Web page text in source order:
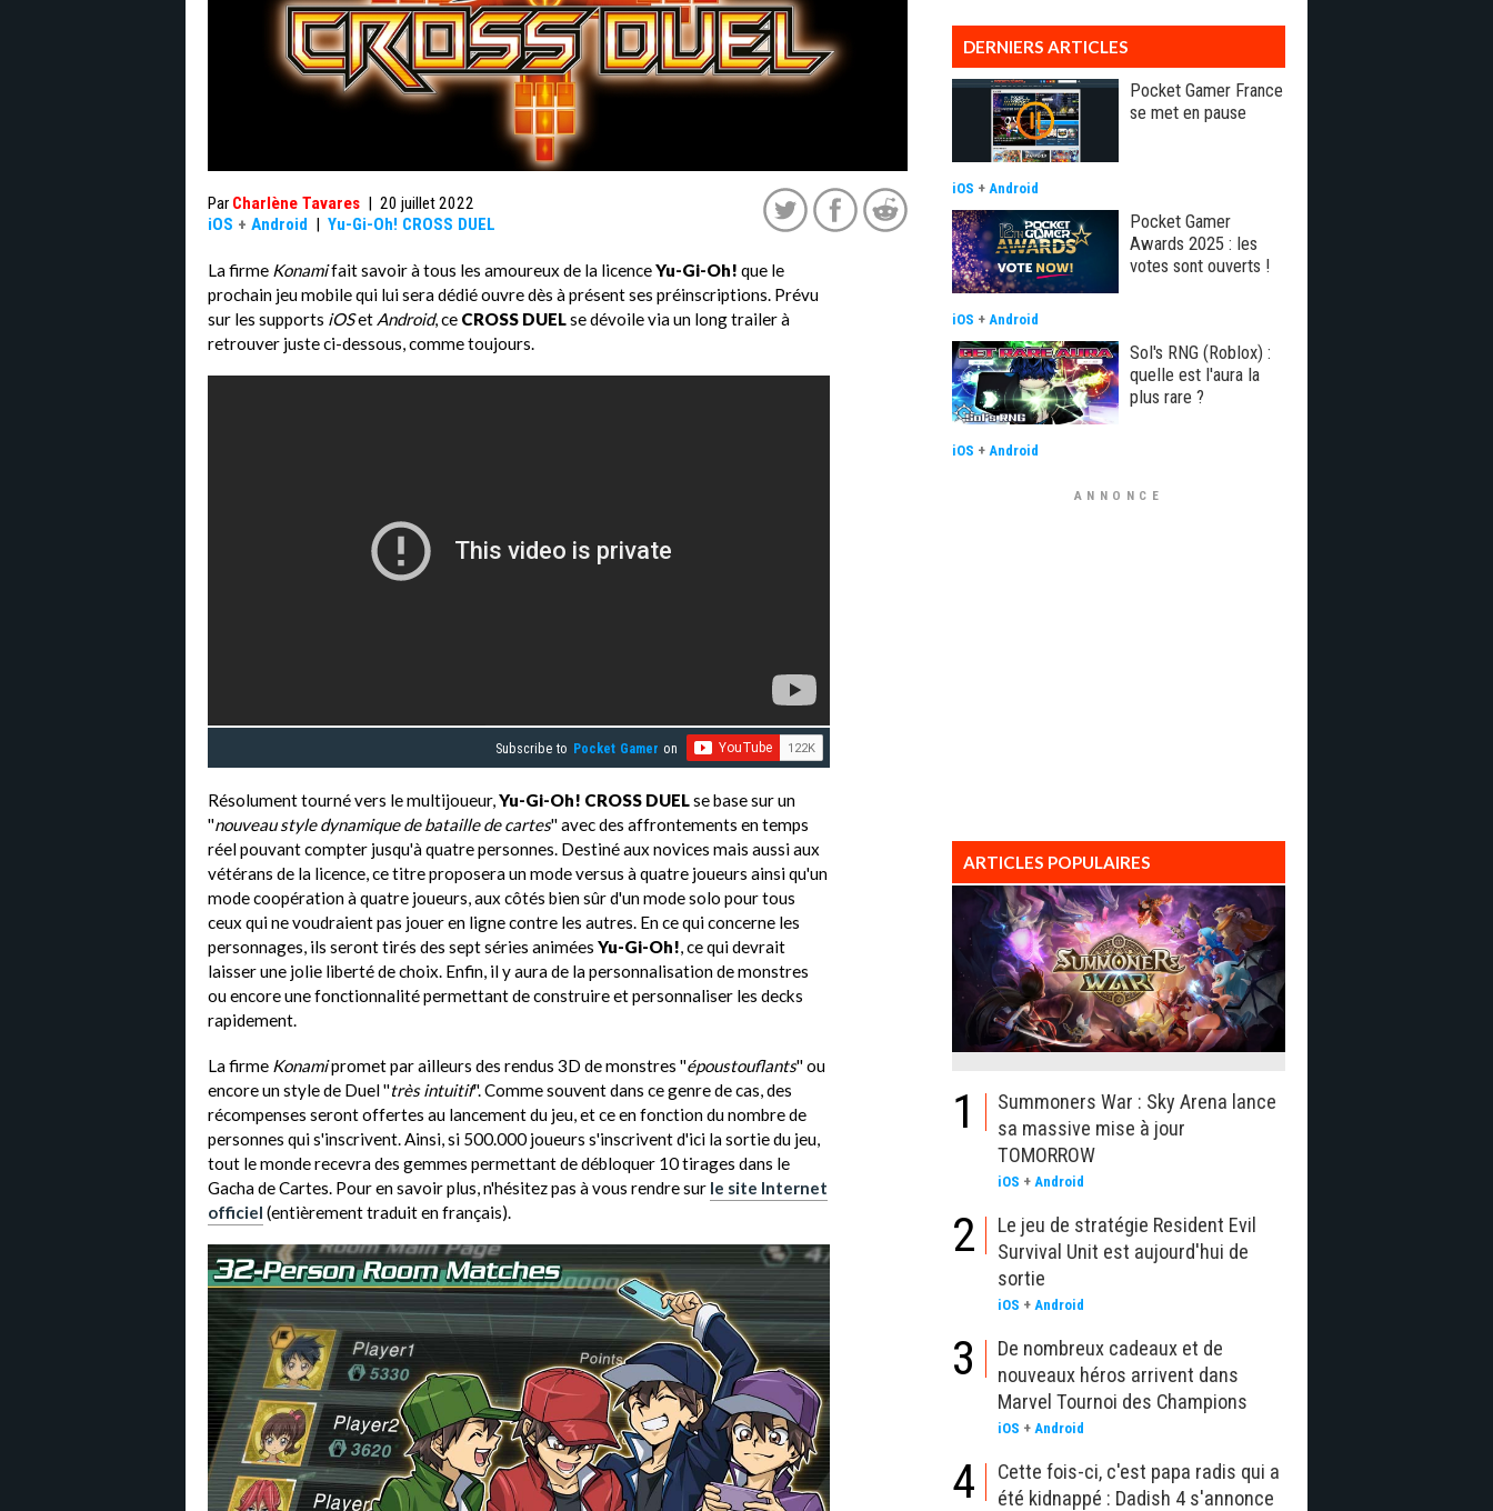
Par Charlène Tavares | 20 juillet 2022
iOS + Android | Yu-Gi-Oh! CROSS DUEL
La firme Konamifait savoir à tous les amoureux de la licenceYu-Gi-Oh! que le
prochain jeu mobile qui lui sera dédié ouvre dès à présent ses préinscriptions. Prévu
sur les supports iOSet Android, ce CROSS DUELse dévoile via un long trailer à
retrouver juste ci-dessous, comme toujours.
Subscribe to Pocket Gamer on
Résolument tourné vers le multijoueur,Yu-Gi-Oh! CROSS DUELse base sur un
''nouveau style dynamique de bataille de cartes'' avec des affrontements en temps
réel pouvant compter jusqu'à quatre personnes. Destiné aux novices mais aussi aux
vétérans de la licence, ce titre proposera un mode versus à quatre joueurs ainsi qu'un
mode coopération à quatre joueurs, aux côtés bien sûr d'un mode solo pour tous
ceux qui ne voudraient pas jouer en ligne contre les autres. En ce qui concerne les
personnages, ils seront tirés des sept séries animées Yu-Gi-Oh!, ce qui devrait
laisser une jolie liberté de choix. Enfin, il y aura de la personnalisation de monstres
ou encore une fonctionnalité permettant de construire et personnaliser les decks
rapidement.
La firme Konamipromet par ailleurs des rendus 3D de monstres ''époustouflants'' ou
encore un style de Duel ''très intuitif''. Comme souvent dans ce genre de cas, des
récompenses seront offertes au lancement du jeu, et ce en fonction du nombre de
personnes qui s'inscrivent. Ainsi, si 500.000 joueurs s'inscrivent d'ici la sortie du jeu,
tout le monde recevra des gemmes permettant de débloquer 10 tirages dans le
Gacha de Cartes. Pour en savoir plus, n'hésitez pas à vous rendre sur le site Internet
officiel (entièrement traduit en français).
DERNIERS ARTICLES
Pocket Gamer France
se met en pause
iOS + Android
Pocket Gamer
Awards 2025 : les
votes sont ouverts !
iOS + Android
Sol's RNG (Roblox) :
quelle est l'aura la
plus rare ?
iOS + Android
ANNONCE
ARTICLES POPULAIRES
1
Summoners War : Sky Arena lance
sa massive mise à jour
TOMORROW
iOS + Android
2
Le jeu de stratégie Resident Evil
Survival Unit est aujourd'hui de
sortie
iOS + Android
3
De nombreux cadeaux et de
nouveaux héros arrivent dans
Marvel Tournoi des Champions
iOS + Android
4
Cette fois-ci, c'est papa radis qui a
été kidnappé : Dadish 4 s'annonce